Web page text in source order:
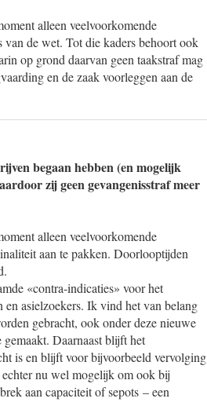
alleen veelvoorkomende
de wet. Tot die kaders behoort ook
op grond daarvan geen taakstraf mag
en de zaak voorleggen aan de
begaan hebben (en mogelijk
zij geen gevangenisstraf meer
alleen veelvoorkomende
aan te pakken. Doorlooptijden
«contra-indicaties» voor het
asielzoekers. Ik vind het van belang
gebracht, ook onder deze nieuwe
Daarnaast blijft het
is en blijft voor bijvoorbeeld vervolging
nu wel mogelijk om ook bij
aan capaciteit of sepots – een